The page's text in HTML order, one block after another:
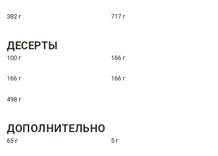
382 г 717 г
ДЕСЕРТЫ
100 г 166 г
166 г 166 г
498 г
ДОПОЛНИТЕЛЬНО
65 г 5 г